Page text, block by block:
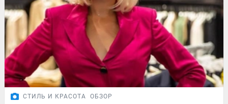
СТИЛЬ И КРАСОТА ОБЗОР